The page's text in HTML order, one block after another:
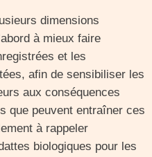
dimensions
à mieux faire
et les
afin de sensibiliser les
aux conséquences
que peuvent entraîner ces
à rappeler
biologiques pour les